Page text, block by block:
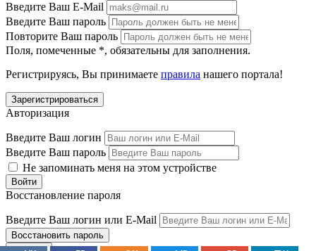
Введите Ваш E-Mail
Введите Ваш пароль
Повторите Ваш пароль
Поля, помеченные *, обязательны для заполнения.
Регистрируясь, Вы принимаете правила нашего портала!
Авторизация
Введите Ваш логин
Введите Ваш пароль
Не запоминать меня на этом устройстве
Восстановление пароля
Введите Ваш логин или E-Mail